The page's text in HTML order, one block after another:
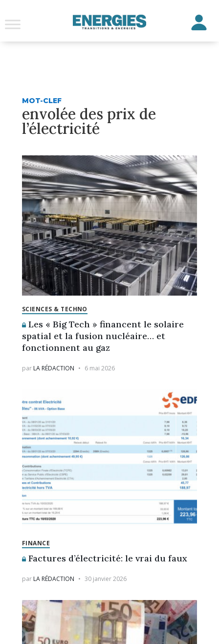
MOT-CLEF
envolée des prix de
l’électricité
SCIENCES & TECHNO
Les « Big Tech » financent le solaire
spatial et la fusion nucléaire… et
fonctionnent au gaz
par LA RÉDACTION 6 mai 2026
FINANCE
Factures d’électricité: le vrai du faux
par LA RÉDACTION 30 janvier 2026